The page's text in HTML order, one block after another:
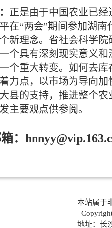
正是由于中国农业已经
在“两会”期间参加湖
新理念。省社会科学
个具有深刻现实意义
个重大转变。如何去
力点，以市场为导向
县的支持，推进整个
主要观点供参阅。
：
本站属于
地址：长